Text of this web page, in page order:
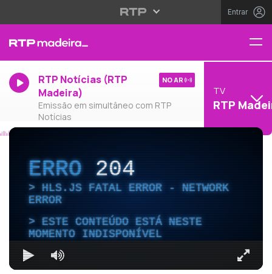
Entrar
RTP Notícias (RTP
Madeira)
Emissão em simultâneo com RTP
Notícias
NO AR
TV
RTP
ERRO204
HLS.JS FATAL ERROR - NETWORK
ERROR
ESTE CONTEÚDO ESTÁ NESTE
MOMENTO INDISPONÍVEL